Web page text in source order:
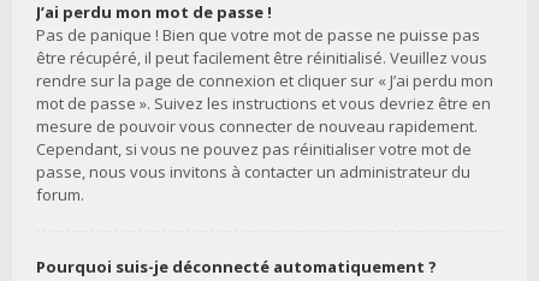
J’ai perdu mon mot de passe !
Pas de panique ! Bien que votre mot de passe ne puisse pas
être récupéré, il peut facilement être réinitialisé. Veuillez vous
rendre sur la page de connexion et cliquer sur « J’ai perdu mon
mot de passe ». Suivez les instructions et vous devriez être en
mesure de pouvoir vous connecter de nouveau rapidement.
Cependant, si vous ne pouvez pas réinitialiser votre mot de
passe, nous vous invitons à contacter un administrateur du
forum.
Pourquoi suis-je déconnecté automatiquement ?